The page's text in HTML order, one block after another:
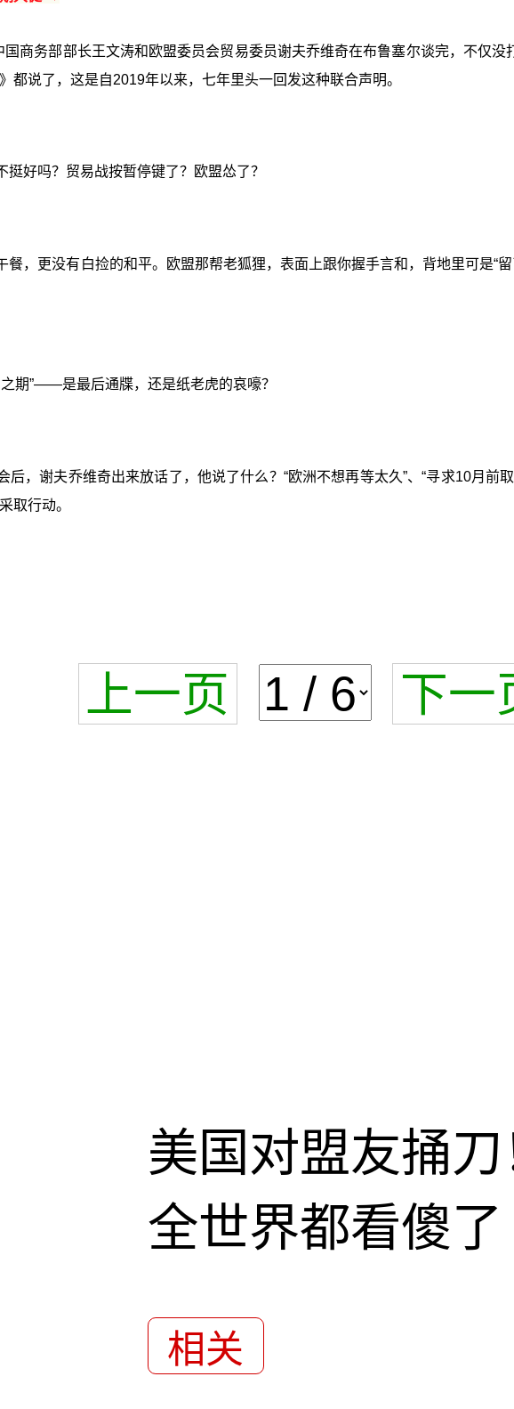
商务部部长王文涛和欧盟委员会贸易委员谢夫乔维奇在布鲁塞尔谈完，不仅没
都说了，这是自2019年以来，七年里头一回发这种联合声明。
挺好吗？贸易战按暂停键了？欧盟怂了？
餐，更没有白捡的和平。欧盟那帮老狐狸，表面上跟你握手言和，背地里可是“
期”——是最后通牒，还是纸老虎的哀嚎？
后，谢夫乔维奇出来放话了，他说了什么？“欧洲不想再等太久”、“寻求10月前
取行动。
上一页 下一
美国对盟友捅
全世界都看傻了
相关